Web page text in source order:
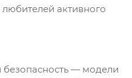
активного
безопасность — модели